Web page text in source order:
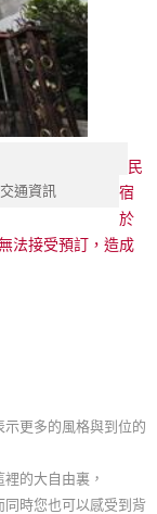
交通資訊
民
宿
於
法接受預訂，造成
更多的風格與到位的
的大自由裏，
時您也可以感受到背